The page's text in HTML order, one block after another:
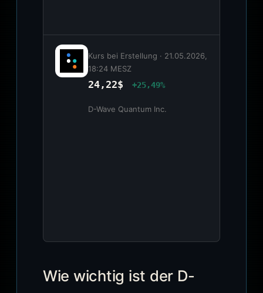
Kurs bei Erstellung · 21.05.2026,
18:24 MESZ
24,22$ +25,49%
D-Wave Quantum Inc.
Wie wichtig ist der D-